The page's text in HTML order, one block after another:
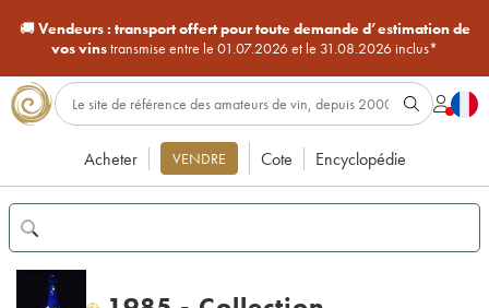
🚚Vendeurs : transport offert pour toute demande d’estimation de
vos vinstransmise entre le 01.07.2026 et le 31.08.2026 inclus*
Acheter VENDRE Cote Encyclopédie